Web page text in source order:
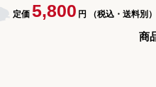
定価 5,800 円 （税込・送料別）
商